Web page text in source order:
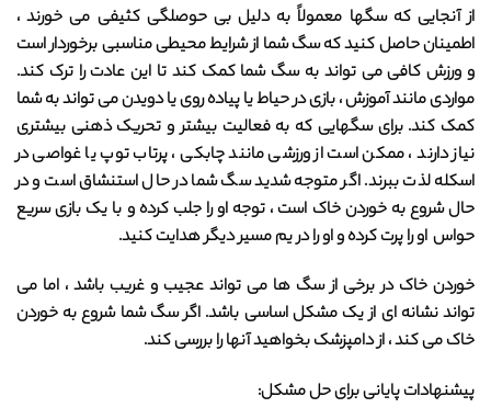
از آنجایی که سگها معمولاً به دلیل بی حوصلگی کثیفی می خورند ،
اطمینان حاصل کنید که سگ شما از شرایط محیطی مناسبی برخوردار است
و ورزش کافی می تواند به سگ شما کمک کند تا این عادت را ترک کند.
مواردی مانند آموزش ، بازی در حیاط یا پیاده روی یا دویدن می تواند به شما
کمک کند. برای سگهایی که به فعالیت بیشتر و تحریک ذهنی بیشتری
نیاز دارند ، ممکن است از ورزشی مانند چابکی ، پرتاب توپ یا غواصی در
اسکله لذت ببرند. اگر متوجه شدید سگ شما در حال استنشاق است و در
حال شروع به خوردن خاک است ، توجه او را جلب کرده و با یک بازی سریع
حواس او را پرت کرده و او را در یم مسیر دیگر هدایت کنید.
خوردن خاک در برخی از سگ ها می تواند عجیب و غریب باشد ، اما می
تواند نشانه ای از یک مشکل اساسی باشد. اگر سگ شما شروع به خوردن
خاک می کند ، از دامپزشک بخواهید آنها را بررسی کند.
پیشنهادات پایانی برای حل مشکل: